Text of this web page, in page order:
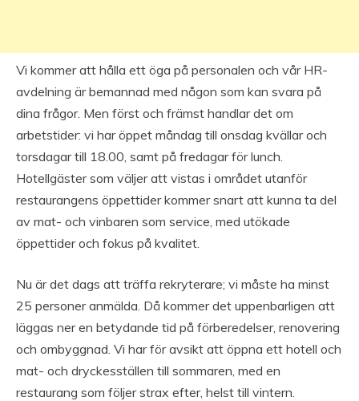
Vi kommer att hålla ett öga på personalen och vår HR-
avdelning är bemannad med någon som kan svara på
dina frågor. Men först och främst handlar det om
arbetstider: vi har öppet måndag till onsdag kvällar och
torsdagar till 18.00, samt på fredagar för lunch.
Hotellgäster som väljer att vistas i området utanför
restaurangens öppettider kommer snart att kunna ta del
av mat- och vinbaren som service, med utökade
öppettider och fokus på kvalitet.
Nu är det dags att träffa rekryterare; vi måste ha minst
25 personer anmälda. Då kommer det uppenbarligen att
läggas ner en betydande tid på förberedelser, renovering
och ombyggnad. Vi har för avsikt att öppna ett hotell och
mat- och dryckesställen till sommaren, med en
restaurang som följer strax efter, helst till vintern.